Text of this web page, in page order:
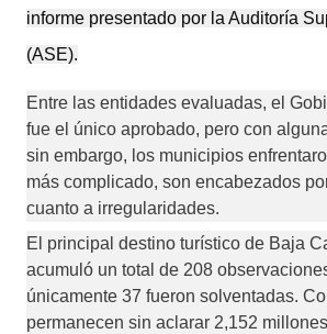
informe presentado por la Auditoría
(ASE).
Entre las entidades evaluadas, el
fue el único aprobado, pero con
sin embargo, los municipios
más complicado, son encabezados
cuanto a irregularidades.
El principal destino turístico de Baja
acumuló un total de 208
únicamente 37 fueron solventadas.
permanecen sin aclarar 2,152